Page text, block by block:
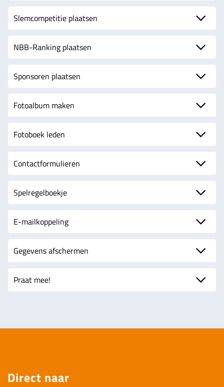
Slemcompetitie plaatsen
NBB-Ranking plaatsen
Sponsoren plaatsen
Fotoalbum maken
Fotoboek leden
Contactformulieren
Spelregelboekje
E-mailkoppeling
Gegevens afschermen
Praat mee!
Direct naar